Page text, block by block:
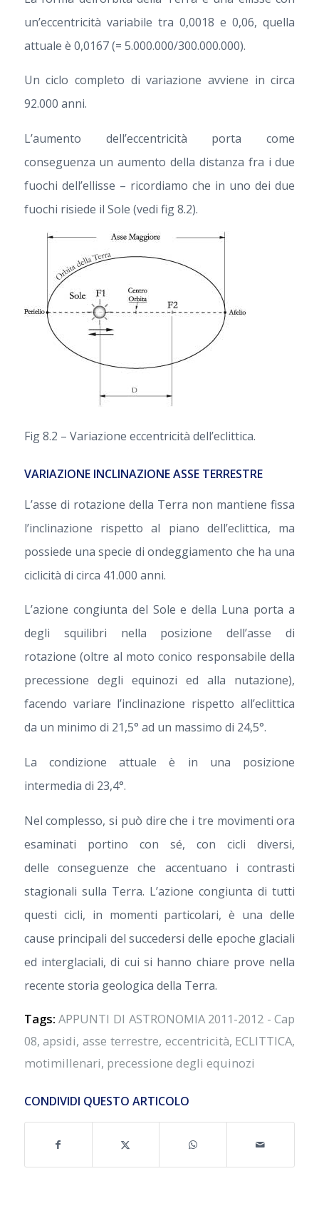
un’eccentricità variabile tra 0,0018 e 0,06, quella
attuale è 0,0167 (= 5.000.000/300.000.000).
Un ciclo completo di variazione avviene in circa
92.000 anni.
L’aumento dell’eccentricità porta come
conseguenza un aumento della distanza fra i due
fuochi dell’ellisse – ricordiamo che in uno dei due
fuochi risiede il Sole (vedi fig 8.2).
Fig 8.2 – Variazione eccentricità dell’eclittica.
VARIAZIONE INCLINAZIONE ASSE TERRESTRE
L’asse di rotazione della Terra non mantiene fissa
l’inclinazione rispetto al piano dell’eclittica, ma
possiede una specie di ondeggiamento che ha una
ciclicità di circa 41.000 anni.
L’azione congiunta del Sole e della Luna porta a
degli squilibri nella posizione dell’asse di
rotazione (oltre al moto conico responsabile della
precessione degli equinozi ed alla nutazione),
facendo variare l’inclinazione rispetto all’eclittica
da un minimo di 21,5° ad un massimo di 24,5°.
La condizione attuale è in una posizione
intermedia di 23,4°.
Nel complesso, si può dire che i tre movimenti ora
esaminati portino con sé, con cicli diversi,
delle conseguenze che accentuano i contrasti
stagionali sulla Terra. L’azione congiunta di tutti
questi cicli, in momenti particolari, è una delle
cause principali del succedersi delle epoche glaciali
ed interglaciali, di cui si hanno chiare prove nella
recente storia geologica della Terra.
Tags: APPUNTI DI ASTRONOMIA 2011-2012 - Cap
08,apsidi,asse terrestre, eccentricità, ECLITTICA,
motimillenari, precessione degli equinozi
CONDIVIDI QUESTO ARTICOLO